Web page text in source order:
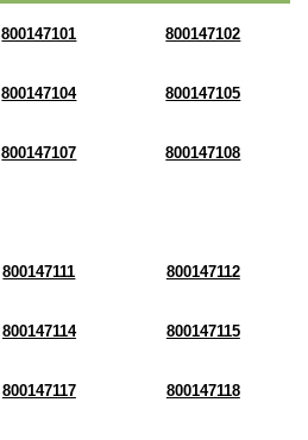
800147101 800147102
800147104 800147105
800147107 800147108
800147111 800147112
800147114 800147115
800147117 800147118